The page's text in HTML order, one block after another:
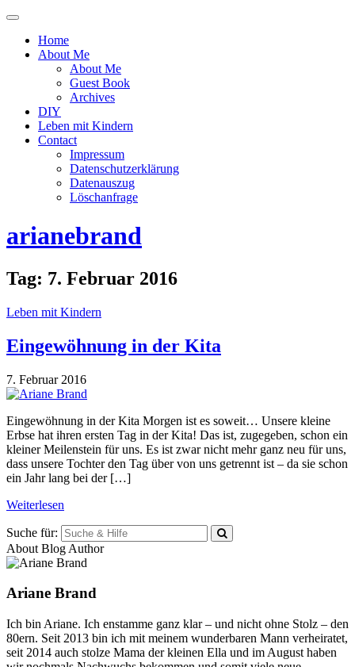
Menü
oder
ausblenden
Home
About Me
About Me
Guest Book
Archives
DIY
Leben mit Kindern
Contact
Impressum
Datenschutzerklärung
Datenauszug
Löschanfrage
arianebrand
Tag: 7. Februar 2016
Leben mit Kindern
Eingewöhnung in der Kita
7. Februar 2016
Eingewöhnung in der Kita Morgen ist es soweit… Unsere kleine
Erbse hat ihren ersten Tag in der Kita! Das ist, zugegeben, schon ein
kleiner Meilenstein für uns. Es ist zwar nicht mehr ganz neu für uns,
dass unsere Tochter den Tag über von uns getrennt ist – da sie schon
ein Jahr lang bei der […]
Weiterlesen
Suche für:
About Blog Author
Ariane Brand
Ich bin Ariane. Ich enstamme ganz klar – und nicht ohne Stolz – den
80ern. Seit 2013 bin ich mit meinem wunderbaren Mann verheiratet,
seit 2014 auch stolze Mama der kleinen Ella und im August haben